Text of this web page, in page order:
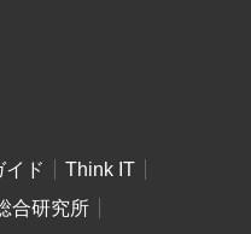
イド
Think IT
合研究所